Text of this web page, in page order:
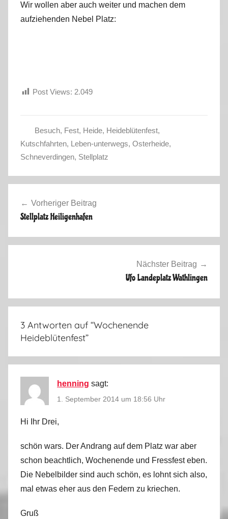
Wir wollen aber auch weiter und machen dem
aufziehenden Nebel Platz:
Post Views: 2.049
S
o
m
2
0
Besuch, Fest, Heide, Heideblütenfest,
Kutschfahrten, Leben-unterwegs, Osterheide,
Schneverdingen, Stellplatz
Vorheriger Beitrag
Stellplatz Heiligenhafen
Nächster Beitrag
Ufo Landeplatz Wathlingen
3 Antworten auf “Wochenende
Heideblütenfest”
henning sagt:
1. September 2014 um 18:56 Uhr
Hi Ihr Drei,
schön wars. Der Andrang auf dem Platz war aber
schon beachtlich, Wochenende und Fressfest eben.
Die Nebelbilder sind auch schön, es lohnt sich also,
mal etwas eher aus den Federn zu kriechen.
Gruß